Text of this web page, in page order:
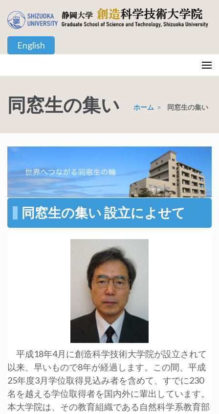
ン
す)
English
静岡大学 創造科学技術大学院
同窓生の集い ホーム > 同窓生の集い
同窓生の集い 設立によせて
平成18年4月に創造科学技術大学院が設立されて
以来、早いもので8年が経過します。この間、平成
25年度3月学位取得見込み者を含めて、すでに230
名を越える学位取得者を国内外に輩出しています。
本大学院は、その教育組織である自然科学系教育部